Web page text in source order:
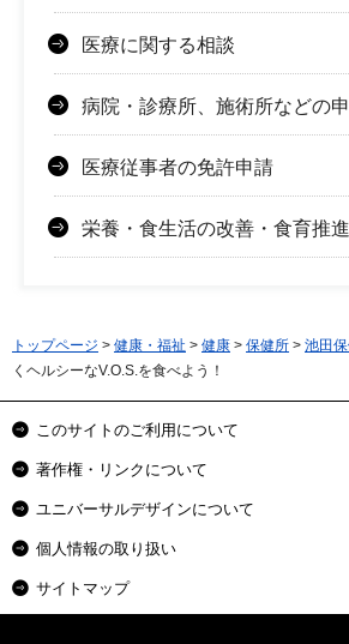
医療に関する相談
病院・診療所、施術所などの
医療従事者の免許申請
栄養・食生活の改善・食育推
トップページ > 健康・福祉 > 健康 > 保健所 > 池田
くヘルシーなV.O.S.を食べよう！
このサイトのご利用について
著作権・リンクについて
ユニバーサルデザインについて
個人情報の取り扱い
サイトマップ